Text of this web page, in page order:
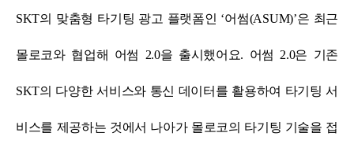
SKT의 맞춤형 타기팅 광고 플랫폼인 ‘어썸(ASUM)’은 최근
몰로코와 협업해 어썸 2.0을 출시했어요. 어썸 2.0은 기존
SKT의 다양한 서비스와 통신 데이터를 활용하여 타기팅 서
비스를 제공하는 것에서 나아가 몰로코의 타기팅 기술을 접